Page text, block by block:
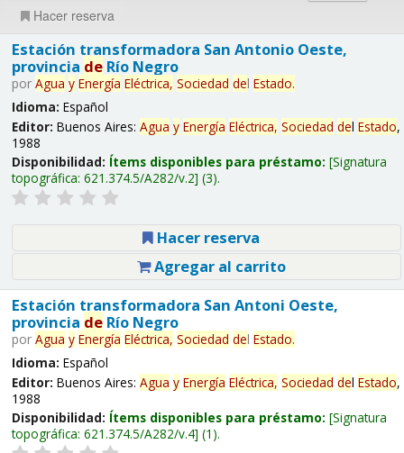
Hacer reserva
Estación transformadora San Antonio Oeste,
provincia deRío Negro
por Agua y Energía Eléctrica, Sociedad del Estado.
Idioma: Español
Editor: Buenos Aires: Agua y Energía Eléctrica, Sociedad del Estado,
1988
Disponibilidad: Ítems disponibles para préstamo: Signatura
topográfica: 621.374.5/A282/v.2 (3).
Hacer reserva
Agregar al carrito
Estación transformadora San Antoni Oeste,
provincia deRío Negro
por Agua y Energía Eléctrica, Sociedad del Estado.
Idioma: Español
Editor: Buenos Aires: Agua y Energía Eléctrica, Sociedad del Estado,
1988
Disponibilidad: Ítems disponibles para préstamo: Signatura
topográfica: 621.374.5/A282/v.4 (1).